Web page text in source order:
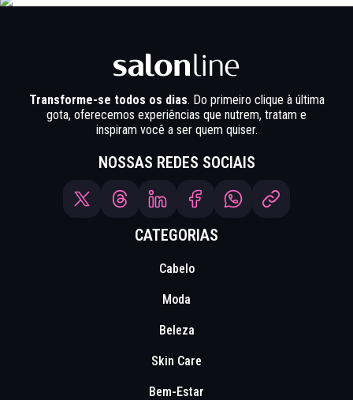
Transforme-se todos os dias. Do primeiro clique à última
gota, oferecemos experiências que nutrem, tratam e
inspiram você a ser quem quiser.
NOSSAS REDES SOCIAIS
CATEGORIAS
Cabelo
Moda
Beleza
Skin Care
Bem-Estar